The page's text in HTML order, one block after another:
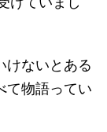
けないとある
て物語ってい